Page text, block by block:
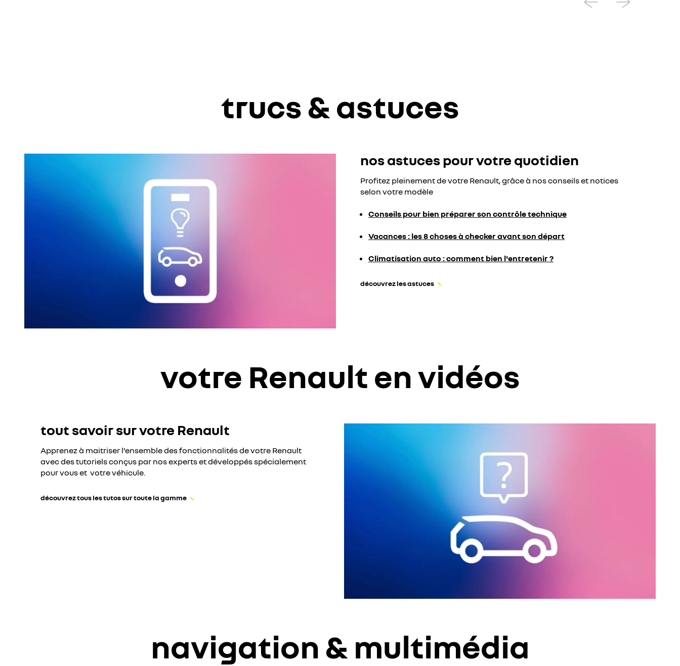
trucs & astuces
nos astuces pour votre quotidien
Profitez pleinement de votre Renault, grâce à nos conseils et notices
selon votre modèle
Conseils pour bien préparer son contrôle technique
Vacances : les 8 choses à checker avant son départ
Climatisation auto : comment bien l'entretenir ?
découvrez les astuces
votre Renault en vidéos
tout savoir sur votre Renault
Apprenez à maitriser l’ensemble des fonctionnalités de votre Renault
avec des tutoriels conçus par nos experts et développés spécialement
pour vous et votre véhicule.
découvrez tous les tutos sur toute la gamme
navigation & multimédia